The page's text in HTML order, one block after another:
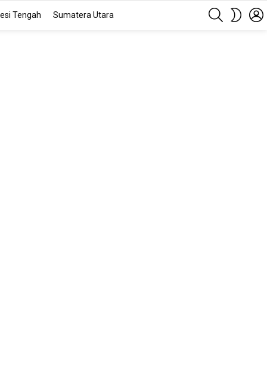
Tengah Sumatera Utara
SEARCH
SKIN